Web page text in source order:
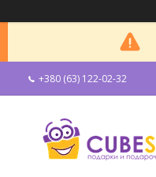
+380 (63) 122-02-32